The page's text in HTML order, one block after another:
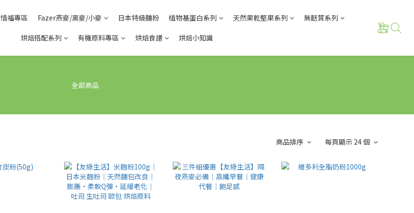
惜福專區 Fazer燕麥/黑麥/小麥 日本特級麵粉 植物基蛋白系列 天然果乾堅果系列 無麩質系列
烘焙搭配系列 有機原料專區 烘焙食譜 烘焙小知識
全部商品
商品排序 每頁顯示 24 個